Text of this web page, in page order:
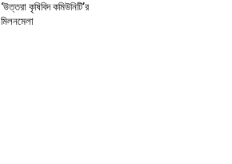
‘উত্তরা কৃষিবিদ কমিউনিটি’র
মিলনমেলা